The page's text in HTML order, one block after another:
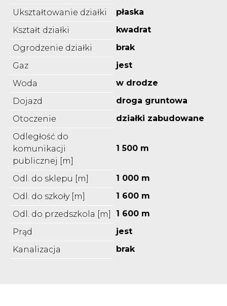
Ukształtowanie działki
płaska
Kształt działki
kwadrat
Ogrodzenie działki
brak
Gaz
jest
Woda
w drodze
Dojazd
droga gruntowa
Otoczenie
działki zabudowane
Odległość do
komunikacji
publicznej [m]
1 500 m
Odl. do sklepu [m]
1 000 m
Odl. do szkoły [m]
1 600 m
Odl. do przedszkola [m]
1 600 m
Prąd
jest
Kanalizacja
brak